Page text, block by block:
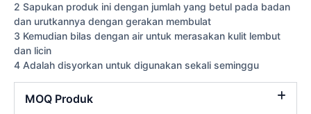
2 Sapukan produk ini dengan jumlah yang betul pada badan
dan urutkannya dengan gerakan membulat
3 Kemudian bilas dengan air untuk merasakan kulit lembut
dan licin
4 Adalah disyorkan untuk digunakan sekali seminggu
MOQ Produk